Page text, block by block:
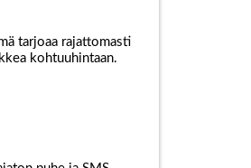
tarjoaa rajattomasti
kohtuuhintaan.